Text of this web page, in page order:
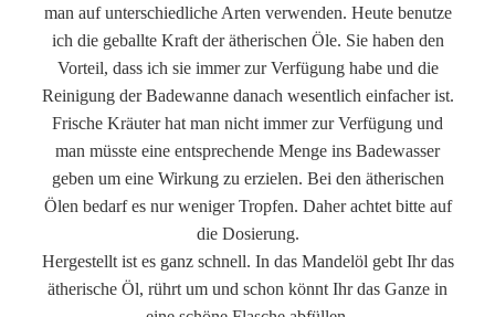
man auf unterschiedliche Arten verwenden. Heute benutze
ich die geballte Kraft der ätherischen Öle. Sie haben den
Vorteil, dass ich sie immer zur Verfügung habe und die
Reinigung der Badewanne danach wesentlich einfacher ist.
Frische Kräuter hat man nicht immer zur Verfügung und
man müsste eine entsprechende Menge ins Badewasser
geben um eine Wirkung zu erzielen. Bei den ätherischen
Ölen bedarf es nur weniger Tropfen. Daher achtet bitte auf
die Dosierung.
Hergestellt ist es ganz schnell. In das Mandelöl gebt Ihr das
ätherische Öl, rührt um und schon könnt Ihr das Ganze in